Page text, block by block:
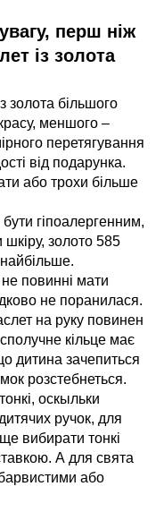
перш ніж
із золота
золота більшого
меншого –
перетягування
від подарунка.
або трохи більше
гіпоалергенним,
золото 585
не повинні мати
не поранилася.
на руку повинен
кільце має
дитина зачепиться
розстебнеться.
оскыльки
ручок, для
вибирати тонкі
А для свята
або